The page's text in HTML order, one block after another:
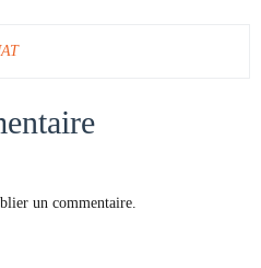
un commentaire.